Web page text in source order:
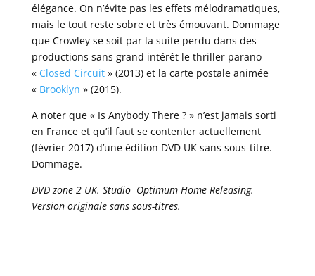
élégance. On n’évite pas les effets mélodramatiques,
mais le tout reste sobre et très émouvant. Dommage
que Crowley se soit par la suite perdu dans des
productions sans grand intérêt le thriller parano
« Closed Circuit» (2013) et la carte postale animée
« Brooklyn » (2015).
A noter que « Is Anybody There ? » n’est jamais sorti
en France et qu’il faut se contenter actuellement
(février 2017) d’une édition DVD UK sans sous-titre.
Dommage.
DVD zone 2 UK. Studio Optimum Home Releasing.
Version originale sans sous-titres.